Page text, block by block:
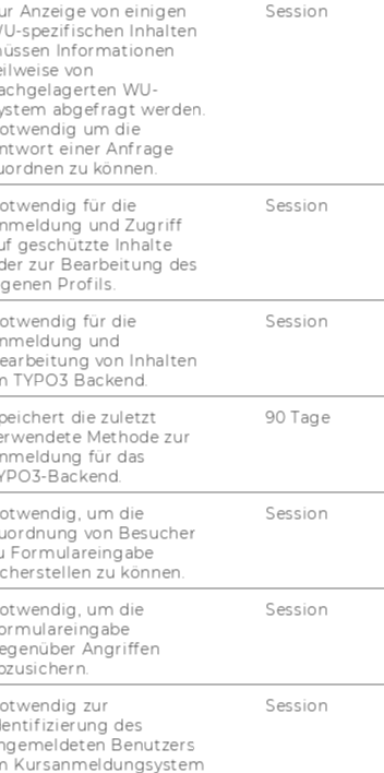
the Institute for Cognition
of Business and
Cognitive Science Hub
Anzeige von einigen
spezifischen Inhalten
Informationen
von
WU-
abgefragt werden.
um die
einer Anfrage
zu können.
Session
für die
und Zugriff
geschützte Inhalte
zur Bearbeitung des
Profils.
Session
für die
und
von Inhalten
TYPO3 Backend.
Session
die zuletzt
Methode zur
für das
Backend.
90 Tage
um die
von Besucher
Formulareingabe
zu können.
Session
um die
Angriffen
Session
zur
des
Benutzers
Kursanmeldungsystem
Session